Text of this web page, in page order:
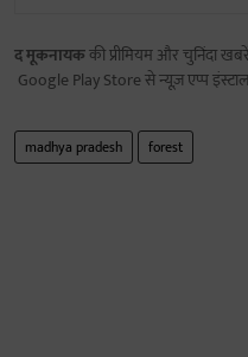
द मूकनायककी प्रीमियम और चुनिंदा
Google Play Store से न्यूज़ एप्प
madhya pradesh forest